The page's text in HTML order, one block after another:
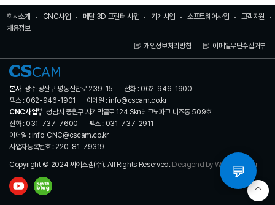
회사소개 CNC사업 메탈 3D 프린터 사업 기계사업 소프트웨어사업
고객지원
채용정보
개인정보처리방침 이메일무단수집거부
본사 광주 광산구 평동산단로 239-15
전화 : 062-946-1900
팩스 : 062-946-1901
이메일 : info@cscam.co.kr
CNC사업부 성남시 중원구 사기막골로 124 Skn테크노파크 비즈동 509호
전화 : 031-737-7600
팩스 : 031-737-2911
이메일 : info_CNC@cscam.co.kr
사업자등록번호 : 220-81-79319
Copyright © 2024 씨에스캠(주). All Rights Reserved. Desigend by WebSite.co.kr